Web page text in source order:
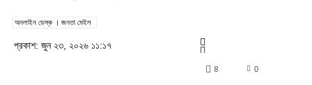
অনলাইন ডেস্ক । জনতা মেইল
প্রকাশ: জুন ২৩, ২০২৬ ১১:১৭
0
8